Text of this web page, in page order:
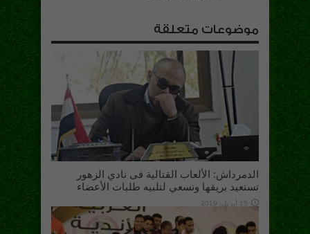
موضوعات متعلقة
الدمرداش: الألعاب القتالية فى نادي الزهور
تستعيد بريقها ونسعي لتلبيه طلبات الأعضاء
15 أبريل، 2019